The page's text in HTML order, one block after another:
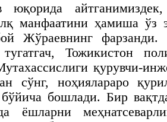
манфаатини ҳамиша ўз
Жўраевнинг
Тожикистон
қурувчи-
сўнг, ноҳиялараро
бўйича бошлади. Бир
ёшларни